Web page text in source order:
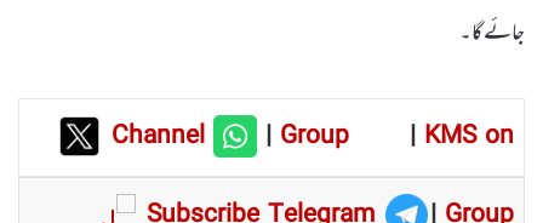
جائے گا۔
Channel |Group | KMS on